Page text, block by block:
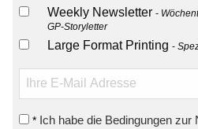
Weekly Newsletter
GP-Storyletter
Large Format Printing
* Ich habe die Bedingungen zur